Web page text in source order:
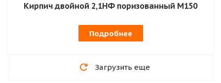
Кирпич двойной 2,1НФ поризованный М150
Подробнее
Загрузить еще